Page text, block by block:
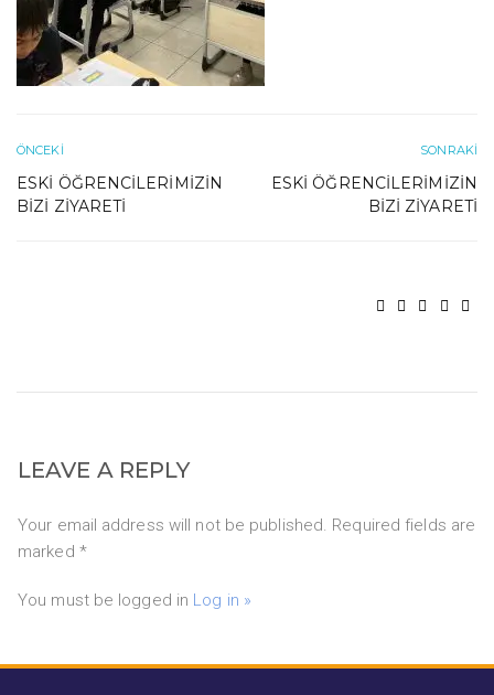
ÖNCEKI
ESKI ÖĞRENCILERIMIZIN
BIZI ZIYARETI
SONRAKI
ESKI ÖĞRENCILERIMIZIN
BIZI ZIYARETI
LEAVE A REPLY
Your email address will not be published. Required fields are
marked *
You must be logged in Log in »